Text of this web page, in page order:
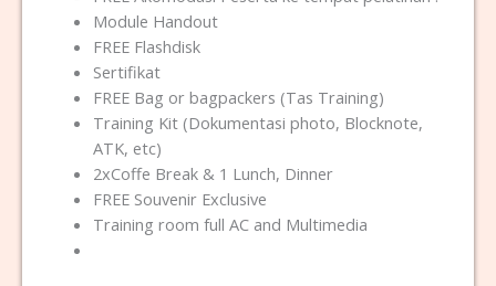
Module Handout
FREE Flashdisk
Sertifikat
FREE Bag or bagpackers (Tas Training)
Training Kit (Dokumentasi photo, Blocknote,
ATK, etc)
2xCoffe Break & 1 Lunch, Dinner
FREE Souvenir Exclusive
Training room full AC and Multimedia